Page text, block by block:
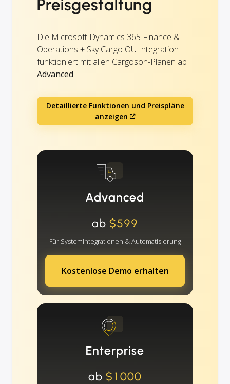
Preisgestaltung
Die Microsoft Dynamics 365 Finance &
Operations + Sky Cargo OÜ Integration
funktioniert mit allen Cargoson-Plänen ab
Advanced.
Detaillierte Funktionen und Preispläne
anzeigen
Advanced
ab$599
Für Systemintegrationen & Automatisierung
Kostenlose Demo erhalten
Enterprise
ab$1000